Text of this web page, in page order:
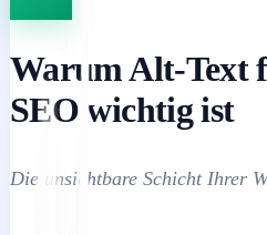
Warum Alt-Text
SEO wichtig ist
Die unsichtbare Schicht Ihrer